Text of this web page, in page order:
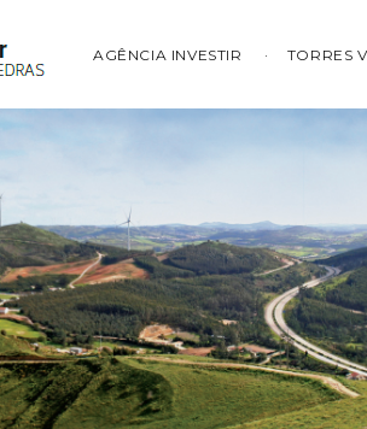
AGÊNCIA INVESTIR TORRES